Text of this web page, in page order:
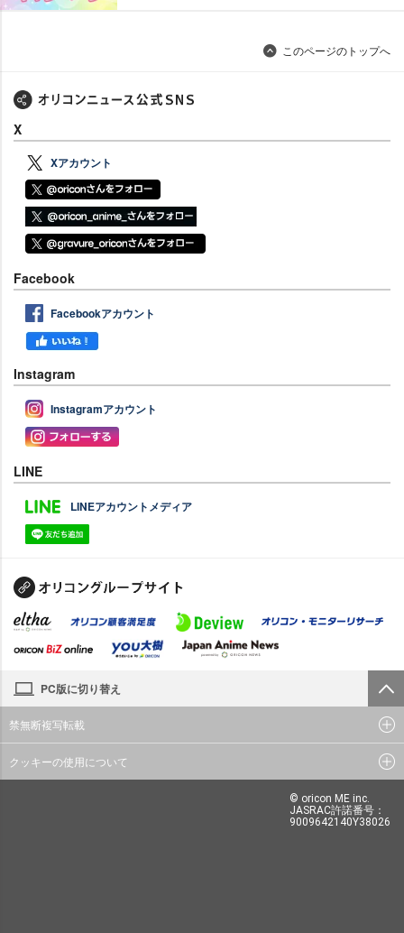
このページのトップへ
X
Xアカウント
Facebook
Facebookアカウント
Instagram
Instagramアカウント
LINE
LINEアカウントメディア
PC版に切り替え
禁無断複写転載
クッキーの使用について
© oricon ME inc.
JASRAC許諾番号：
9009642140Y38026